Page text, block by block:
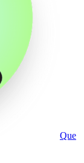
Que